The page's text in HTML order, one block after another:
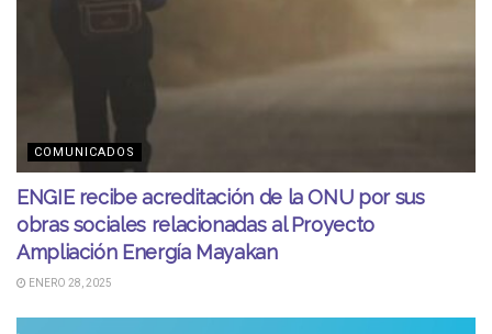
COMUNICADOS
ENGIE recibe acreditación de la ONU por sus
obras sociales relacionadas al Proyecto
Ampliación Energía Mayakan
ENERO 28, 2025